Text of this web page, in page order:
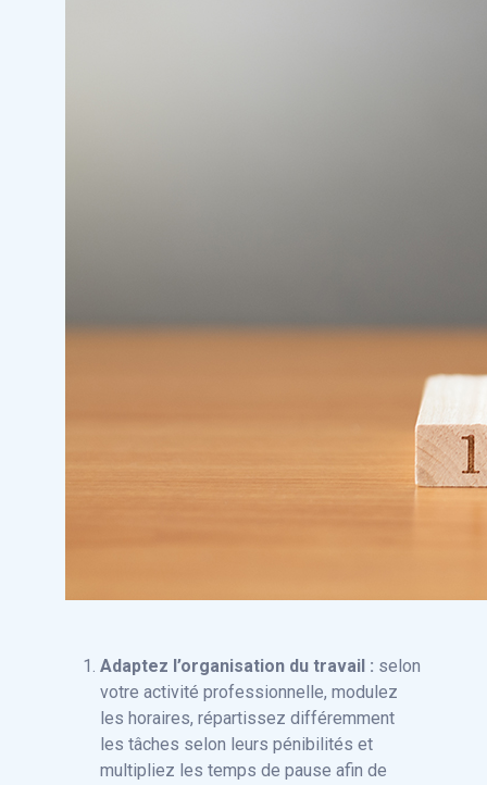
Adaptez l’organisation du travail : selon
votre activité professionnelle, modulez
les horaires, répartissez différemment
les tâches selon leurs pénibilités et
multipliez les temps de pause afin de